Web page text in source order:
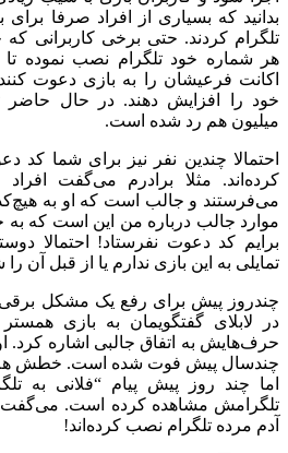
بدانید که بسیاری از افراد صرفا
تلگرام کردند. حتی برخی کاربرانی
هر شماره خود تلگرام نصب نموده تا
اکانت فرعیشان را به بازی دعوت
میلیون هم رد شده است.
احتمالا چندین نفر نیز برای شما کد
کرده‌اند. مثلا برادرم می‌گفت
می‌فرستند و جالب است که او به
موارد جالب درباره من این است که
برایم کد دعوت نفرستاد! احتمالا
تمایلی به این بازی ندارم یا از قبل آن
چندروز پیش برای رفع یک مشکل
در لابلای گفتگویمان به بازی
حرف‌هایش به اتفاق جالبی اشاره
چندسال پیش فوت شده است. خطش
اما چند روز پیش پیام “فلانی به
تلگرامش مشاهده کرده است.
آدم مرده تلگرام نصب کرده‌اند!